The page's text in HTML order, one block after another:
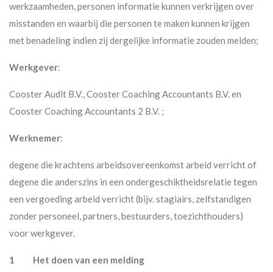
werkzaamheden, personen informatie kunnen verkrijgen over
misstanden en waarbij die personen te maken kunnen krijgen
met benadeling indien zij dergelijke informatie zouden melden;
Werkgever:
Cooster Audit B.V., Cooster Coaching Accountants B.V. en
Cooster Coaching Accountants 2 B.V. ;
Werknemer:
degene die krachtens arbeidsovereenkomst arbeid verricht of
degene die anderszins in een ondergeschiktheidsrelatie tegen
een vergoeding arbeid verricht (bijv. stagiairs, zelfstandigen
zonder personeel, partners, bestuurders, toezichthouders)
voor werkgever.
1 Het doen van een melding